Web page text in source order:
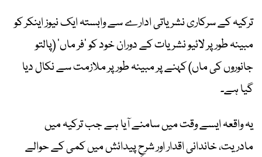
ترکیہ کے سرکاری نشریاتی ادارے سے وابستہ ایک نیوز اینکر کو
مبینہ طور پر لائیو نشریات کے دوران خود کو ’فر ماں‘ (پالتو
جانوروں کی ماں) کہنے پر مبینہ طور پر ملازمت سے نکال دیا
گیا ہے۔
یہ واقعہ ایسے وقت میں سامنے آیا ہے جب ترکیہ میں
مادریت، خاندانی اقدار اور شرحِ پیدائش میں کمی کے حوالے